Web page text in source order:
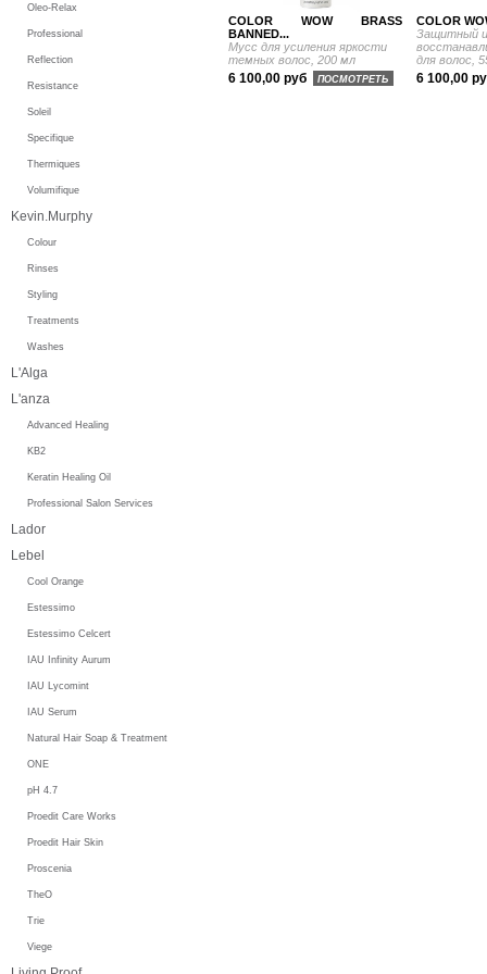
COLOR WOW BRASS
BANNED...
Мусс для усиления яркости
темных волос, 200 мл
6 100,00 руб ПОСМОТРЕТЬ
COLOR
Защитный
для волос,
6 100,00
Oleo-Relax
Professional
Reflection
Resistance
Soleil
Specifique
Thermiques
Volumifique
Kevin.Murphy
Colour
Rinses
Styling
Treatments
Washes
L'Alga
L'anza
Advanced Healing
KB2
Keratin Healing Oil
Professional Salon Services
Lador
Lebel
Cool Orange
Estessimo
Estessimo Celcert
IAU Infinity Aurum
IAU Lycomint
IAU Serum
Natural Hair Soap & Treatment
ONE
pH 4.7
Proedit Care Works
Proedit Hair Skin
Proscenia
TheO
Trie
Viege